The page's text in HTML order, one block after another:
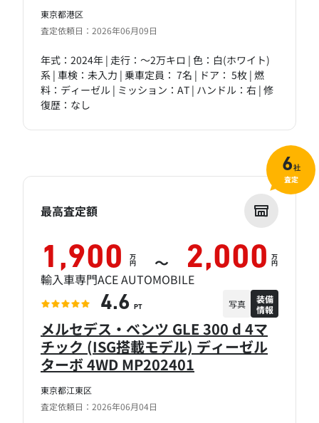
東京都港区
査定依頼日：2026年06月09日
年式：2024年 | 走行：～2万キロ | 色：白(ホワイト)
系 | 車検：未入力 | 乗車定員： 7名 | ドア： 5枚 | 燃
料：ディーゼル | ミッション：AT | ハンドル：右 | 修
復歴：なし
東京都江東区
査定依頼日：2026年06月04日
メルセデス・ベンツ GLE 300 d 4マ
チック (ISG搭載モデル) ディーゼル
ターボ 4WD MP202401
最高査定額
1,900 万
円 ～ 2,000 万
円
輸入車専門ACE AUTOMOBILE
4.6 PT 写真
装備
情報
6社
査定